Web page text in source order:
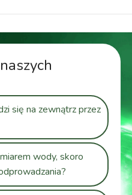
się na zewnątrz przez
wody, skoro